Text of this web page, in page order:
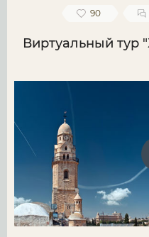
90
Виртуальный тур